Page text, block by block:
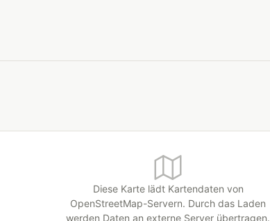
Diese Karte lädt Kartendaten von
OpenStreetMap-Servern. Durch das Laden
werden Daten an externe Server übertragen.